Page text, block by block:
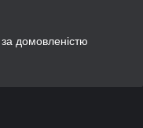
домовленістю